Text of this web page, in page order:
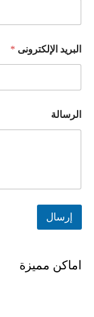
البريد الإلكترونى *
الرسالة
إرسال
اماكن مميزة